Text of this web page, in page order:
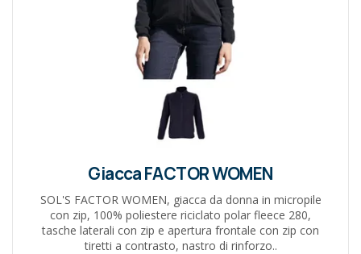
Giacca FACTOR WOMEN
SOL'S FACTOR WOMEN, giacca da donna in micropile
con zip, 100% poliestere riciclato polar fleece 280,
tasche laterali con zip e apertura frontale con zip con
tiretti a contrasto, nastro di rinforzo..